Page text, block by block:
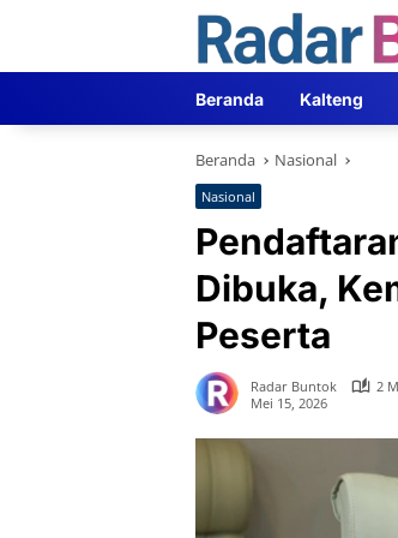
Beranda Kalteng
Beranda Nasional
Nasional
Dibuka,
Peserta
Radar Buntok
2
Mei 15, 2026